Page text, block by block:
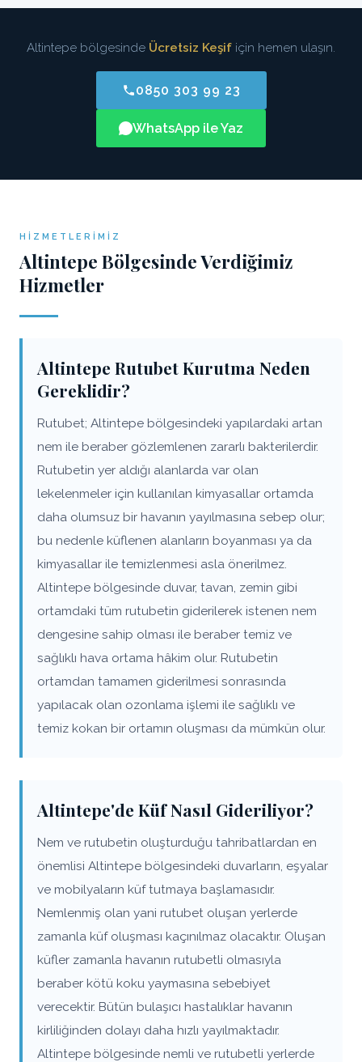
Altintepe bölgesinde Ücretsiz Keşif için hemen ulaşın.
0850 303 99 23
WhatsApp ile Yaz
HIZMETLERIMIZ
Altintepe Bölgesinde Verdiğimiz
Hizmetler
Altintepe Rutubet Kurutma Neden
Gereklidir?
Rutubet; Altintepe bölgesindeki yapılardaki artan
nem ile beraber gözlemlenen zararlı bakterilerdir.
Rutubetin yer aldığı alanlarda var olan
lekelenmeler için kullanılan kimyasallar ortamda
daha olumsuz bir havanın yayılmasına sebep olur;
bu nedenle küflenen alanların boyanması ya da
kimyasallar ile temizlenmesi asla önerilmez.
Altintepe bölgesinde duvar, tavan, zemin gibi
ortamdaki tüm rutubetin giderilerek istenen nem
dengesine sahip olması ile beraber temiz ve
sağlıklı hava ortama hâkim olur. Rutubetin
ortamdan tamamen giderilmesi sonrasında
yapılacak olan ozonlama işlemi ile sağlıklı ve
temiz kokan bir ortamın oluşması da mümkün olur.
Altintepe'de Küf Nasıl Gideriliyor?
Nem ve rutubetin oluşturduğu tahribatlardan en
önemlisi Altintepe bölgesindeki duvarların, eşyalar
ve mobilyaların küf tutmaya başlamasıdır.
Nemlenmiş olan yani rutubet oluşan yerlerde
zamanla küf oluşması kaçınılmaz olacaktır. Oluşan
küfler zamanla havanın rutubetli olmasıyla
beraber kötü koku yaymasına sebebiyet
verecektir. Bütün bulaşıcı hastalıklar havanın
kirliliğinden dolayı daha hızlı yayılmaktadır.
Altintepe bölgesinde nemli ve rutubetli yerlerde